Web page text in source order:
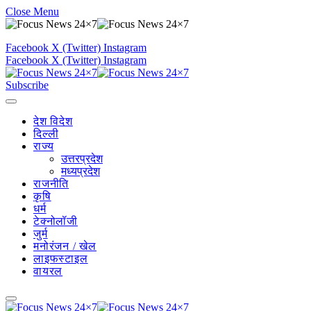
Close Menu
Facebook X (Twitter) Instagram
Facebook X (Twitter) Instagram
Subscribe
देश विदेश
दिल्ली
राज्य
उत्तरप्रदेश
मध्यप्रदेश
राजनीति
कृषि
धर्म
टेक्नोलॉजी
जुर्म
मनोरंजन / खेल
लाइफस्टाइल
वायरल